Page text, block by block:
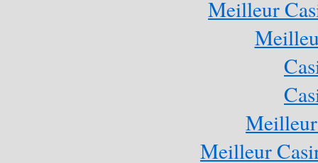
Meilleur
Meilleur